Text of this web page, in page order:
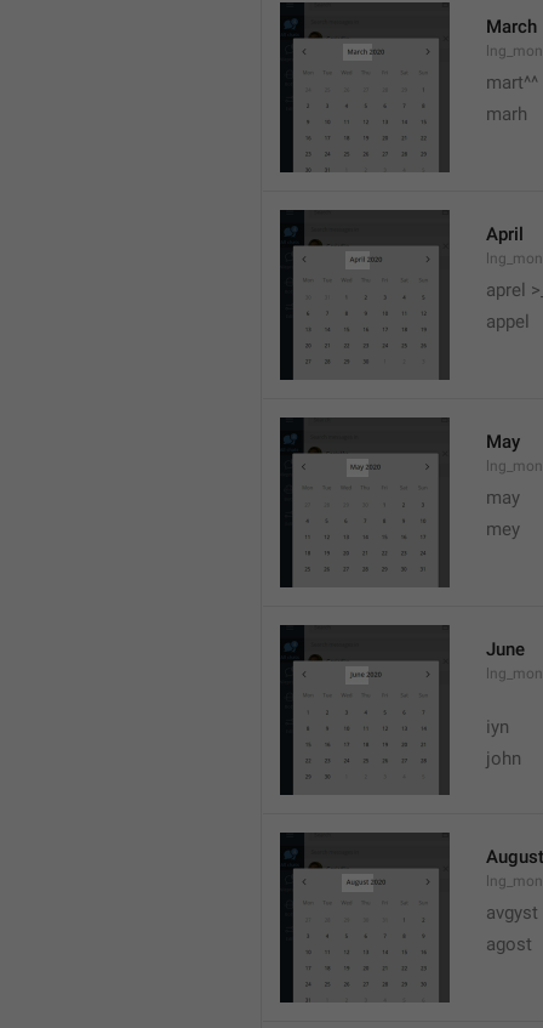
March
mart^^
marh
April
aprel
appel
May
may
mey
June
iyn
john
August
avgyst
agost